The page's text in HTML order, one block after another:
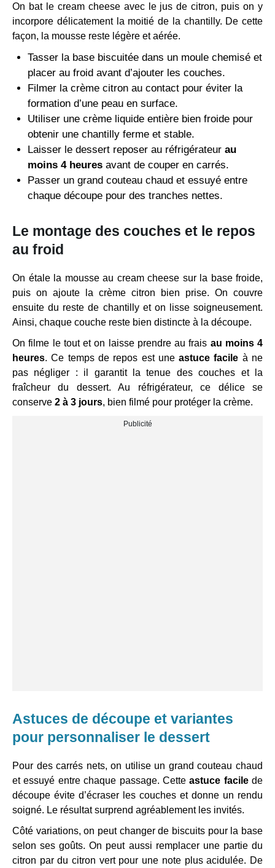
On bat le cream cheese avec le jus de citron, puis on y
incorpore délicatement la moitié de la chantilly. De cette
façon, la mousse reste légère et aérée.
Tasser la base biscuitée dans un moule chemisé et
placer au froid avant d’ajouter les couches.
Filmer la crème citron au contact pour éviter la
formation d’une peau en surface.
Utiliser une crème liquide entière bien froide pour
obtenir une chantilly ferme et stable.
Laisser le dessert reposer au réfrigérateur au
moins 4 heures avant de couper en carrés.
Passer un grand couteau chaud et essuyé entre
chaque découpe pour des tranches nettes.
Le montage des couches et le repos
au froid
On étale la mousse au cream cheese sur la base froide,
puis on ajoute la crème citron bien prise. On couvre
ensuite du reste de chantilly et on lisse soigneusement.
Ainsi, chaque couche reste bien distincte à la découpe.
On filme le tout et on laisse prendre au frais au moins 4
heures. Ce temps de repos est uneastuce facile à ne
pas négliger : il garantit la tenue des couches et la
fraîcheur du dessert. Au réfrigérateur, ce délice se
conserve 2 à 3 jours, bien filmé pour protéger la crème.
Astuces de découpe et variantes
pour personnaliser le dessert
Pour des carrés nets, on utilise un grand couteau chaud
et essuyé entre chaque passage. Cetteastuce facilede
découpe évite d’écraser les couches et donne un rendu
soigné. Le résultat surprend agréablement les invités.
Côté variations, on peut changer de biscuits pour la base
selon ses goûts. On peut aussi remplacer une partie du
citron par du citron vert pour une note plus acidulée. De